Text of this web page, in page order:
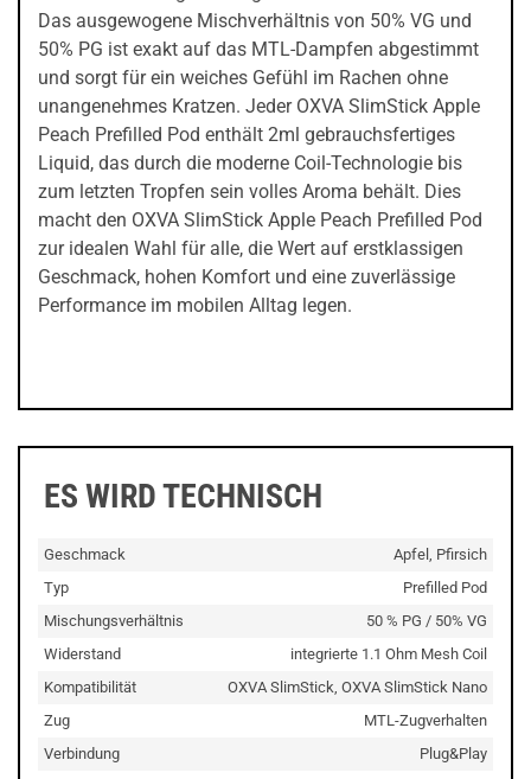
Das ausgewogene Mischverhältnis von 50% VG und
50% PG ist exakt auf das MTL-Dampfen abgestimmt
und sorgt für ein weiches Gefühl im Rachen ohne
unangenehmes Kratzen. Jeder OXVA SlimStick Apple
Peach Prefilled Pod enthält 2ml gebrauchsfertiges
Liquid, das durch die moderne Coil-Technologie bis
zum letzten Tropfen sein volles Aroma behält. Dies
macht den OXVA SlimStick Apple Peach Prefilled Pod
zur idealen Wahl für alle, die Wert auf erstklassigen
Geschmack, hohen Komfort und eine zuverlässige
Performance im mobilen Alltag legen.
ES WIRD TECHNISCH
Geschmack
Apfel, Pfirsich
Typ
Prefilled Pod
Mischungsverhältnis
50 % PG / 50% VG
Widerstand
integrierte 1.1 Ohm Mesh Coil
Kompatibilität
OXVA SlimStick, OXVA SlimStick Nano
Zug
MTL-Zugverhalten
Verbindung
Plug&Play